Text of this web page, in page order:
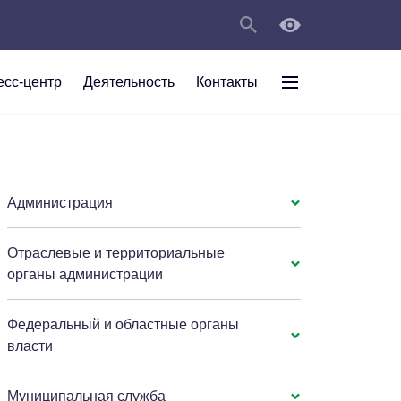
центр Деятельность Контакты
Администрация
Отраслевые и территориальные
органы администрации
Федеральный и областные органы
власти
Муниципальная служба